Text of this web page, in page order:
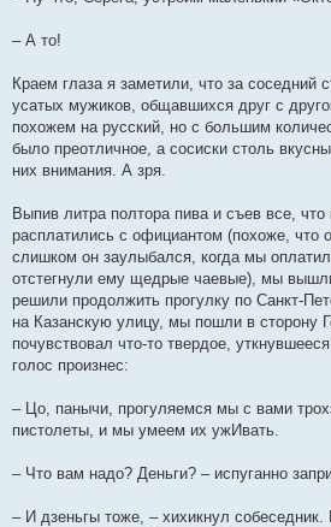
– А то!
Краем глаза я заметили, что за соседний
усатых мужиков, общавшихся друг с
похожем на русский, но с большим
было преотличное, а сосиски столь
них внимания. А зря.
Выпив литра полтора пива и съев все,
расплатились с официантом (похоже, что
слишком он заулыбался, когда мы
отстегнули ему щедрые чаевые), мы
решили продолжить прогулку по Санкт-
на Казанскую улицу, мы пошли в сторону
почувствовал что-то твердое,
голос произнес:
– Цо, панычи, прогуляемся мы с вами
пистолеты, и мы умеем их ужИвать.
– Что вам надо? Деньги? – испуганно
– И дзеньгы тоже, – хихикнул